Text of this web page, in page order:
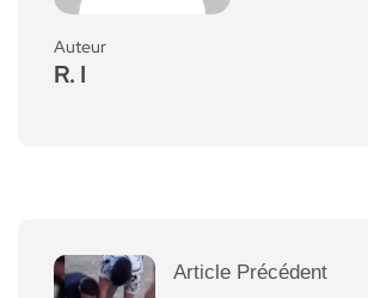
Auteur
R. I
Article Précédent